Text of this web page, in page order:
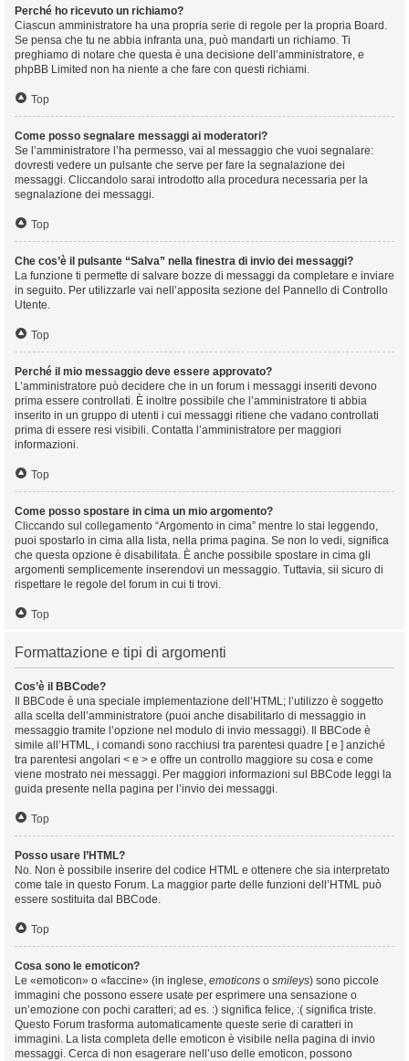
Perché ho ricevuto un richiamo?
Ciascun amministratore ha una propria serie di regole per la propria Board.
Se pensa che tu ne abbia infranta una, può mandarti un richiamo. Ti
preghiamo di notare che questa è una decisione dell’amministratore, e
phpBB Limited non ha niente a che fare con questi richiami.
Top
Come posso segnalare messaggi ai moderatori?
Se l’amministratore l’ha permesso, vai al messaggio che vuoi segnalare:
dovresti vedere un pulsante che serve per fare la segnalazione dei
messaggi. Cliccandolo sarai introdotto alla procedura necessaria per la
segnalazione dei messaggi.
Top
Che cos’è il pulsante “Salva” nella finestra di invio dei messaggi?
La funzione ti permette di salvare bozze di messaggi da completare e inviare
in seguito. Per utilizzarle vai nell’apposita sezione del Pannello di Controllo
Utente.
Top
Perché il mio messaggio deve essere approvato?
L’amministratore può decidere che in un forum i messaggi inseriti devono
prima essere controllati. È inoltre possibile che l’amministratore ti abbia
inserito in un gruppo di utenti i cui messaggi ritiene che vadano controllati
prima di essere resi visibili. Contatta l’amministratore per maggiori
informazioni.
Top
Come posso spostare in cima un mio argomento?
Cliccando sul collegamento “Argomento in cima” mentre lo stai leggendo,
puoi spostarlo in cima alla lista, nella prima pagina. Se non lo vedi, significa
che questa opzione è disabilitata. È anche possibile spostare in cima gli
argomenti semplicemente inserendovi un messaggio. Tuttavia, sii sicuro di
rispettare le regole del forum in cui ti trovi.
Top
Formattazione e tipi di argomenti
Cos’è il BBCode?
Il BBCode è una speciale implementazione dell’HTML; l’utilizzo è soggetto
alla scelta dell’amministratore (puoi anche disabilitarlo di messaggio in
messaggio tramite l’opzione nel modulo di invio messaggi). Il BBCode è
simile all’HTML, i comandi sono racchiusi tra parentesi quadre [ e ] anziché
tra parentesi angolari < e > e offre un controllo maggiore su cosa e come
viene mostrato nei messaggi. Per maggiori informazioni sul BBCode leggi la
guida presente nella pagina per l’invio dei messaggi.
Top
Posso usare l’HTML?
No. Non è possibile inserire del codice HTML e ottenere che sia interpretato
come tale in questo Forum. La maggior parte delle funzioni dell’HTML può
essere sostituita dal BBCode.
Top
Cosa sono le emoticon?
Le «emoticon» o «faccine» (in inglese, emoticons o smileys) sono piccole
immagini che possono essere usate per esprimere una sensazione o
un’emozione con pochi caratteri; ad es. :) significa felice, :( significa triste.
Questo Forum trasforma automaticamente queste serie di caratteri in
immagini. La lista completa delle emoticon è visibile nella pagina di invio
messaggi. Cerca di non esagerare nell’uso delle emoticon, possono